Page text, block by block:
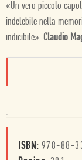
«Un vero piccolo
indelebile nella
indicibile». Claudio
ISBN: 978-88-